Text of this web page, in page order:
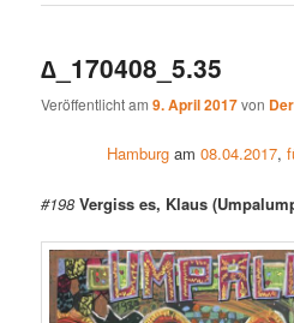
∆_170408_5.35
Veröffentlicht am9. April 2017von
Hamburgam 08.04.2017,
#198 Vergiss es, Klaus